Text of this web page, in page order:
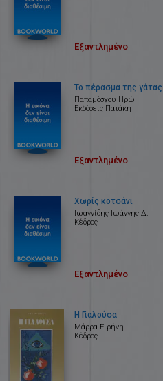
Εξαντλημένο
Το πέρασμα της γάτας
Παπαμόσχου Ηρώ
Εκδόσεις Πατάκη
Εξαντλημένο
Χωρίς κοτσάνι
Ιωαννίδης Ιωάννης Δ.
Κέδρος
Εξαντλημένο
Η Γιαλούσα
Μάρρα Ειρήνη
Κέδρος